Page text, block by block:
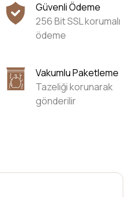
Güvenli Ödeme
256 Bit SSL korumalı
ödeme
Vakumlu Paketleme
Tazeliği korunarak
gönderilir